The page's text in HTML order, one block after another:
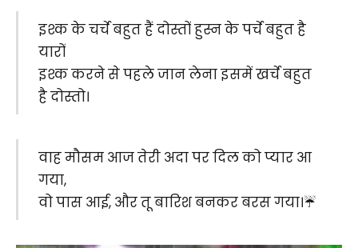
इश्क के चर्चे बहुत हैं दोस्तों हुस्न के पर्चे बहुत है
यारों
इश्क करने से पहले जान लेना इसमें खर्चे बहुत
है दोस्तो।
वाह मौसम आज तेरी अदा पर दिल को प्यार आ
गया,
वो पास आई, और तू बारिश बनकर बरस गया।☔